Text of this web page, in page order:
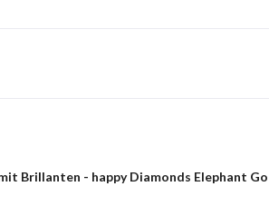
Brillanten - happy Diamonds Elephant